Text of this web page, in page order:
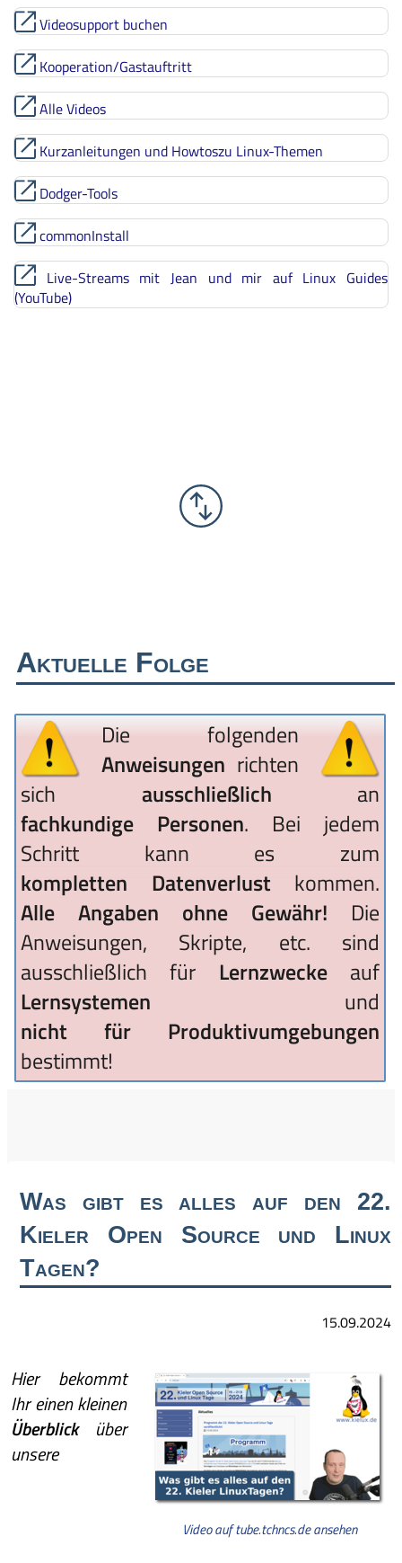
Videosupport buchen
Kooperation/Gastauftritt
Alle Videos
Kurzanleitungen und Howtoszu Linux-Themen
Dodger-Tools
commonInstall
Live-Streams mit Jean und mir auf Linux Guides
(YouTube)
Aktuelle Folge
Die folgenden
Anweisungen richten
sich ausschließlich an
fachkundige Personen. Bei jedem
Schritt kann es zum
kompletten Datenverlust kommen.
Alle Angaben ohne Gewähr! Die
Anweisungen, Skripte, etc. sind
ausschließlich für Lernzweckeauf
Lernsystemen und
nicht für Produktivumgebungen
bestimmt!
Was gibt es alles auf den 22.
Kieler Open Source und Linux
Tagen?
15.09.2024
Video auf tube.tchncs.de ansehen
Hier bekommt
Ihr einen kleinen
Überblicküber
unsere